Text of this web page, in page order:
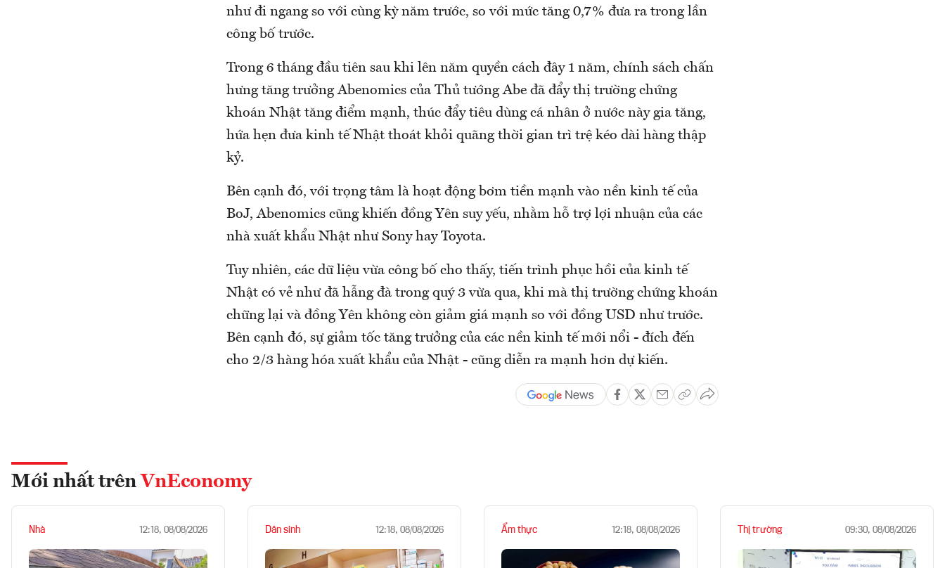
như đi ngang so với cùng kỳ năm trước, so với mức tăng 0,7% đưa ra trong lần
công bố trước.
Trong 6 tháng đầu tiên sau khi lên năm quyền cách đây 1 năm, chính sách chấn
hưng tăng trưởng Abenomics của Thủ tướng Abe đã đẩy thị trường chứng
khoán Nhật tăng điểm mạnh, thúc đẩy tiêu dùng cá nhân ở nước này gia tăng,
hứa hẹn đưa kinh tế Nhật thoát khỏi quãng thời gian trì trệ kéo dài hàng thập
kỷ.
Bên cạnh đó, với trọng tâm là hoạt động bơm tiền mạnh vào nền kinh tế của
BoJ, Abenomics cũng khiến đồng Yên suy yếu, nhằm hỗ trợ lợi nhuận của các
nhà xuất khẩu Nhật như Sony hay Toyota.
Tuy nhiên, các dữ liệu vừa công bố cho thấy, tiến trình phục hồi của kinh tế
Nhật có vẻ như đã hẫng đà trong quý 3 vừa qua, khi mà thị trường chứng khoán
chững lại và đồng Yên không còn giảm giá mạnh so với đồng USD như trước.
Bên cạnh đó, sự giảm tốc tăng trưởng của các nền kinh tế mới nổi - đích đến
cho 2/3 hàng hóa xuất khẩu của Nhật - cũng diễn ra mạnh hơn dự kiến.
Mới nhất trên VnEconomy
Nhà 12:18, 08/08/2026 Dân sinh 12:18, 08/08/2026 Ẩm thực 12:18, 08/08/2026 Thị trường 09:30, 08/08/2026